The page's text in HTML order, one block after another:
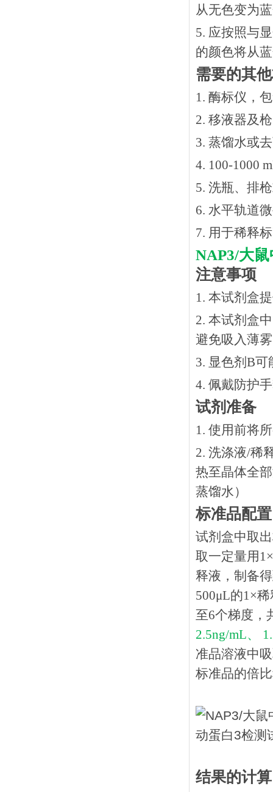
从无色变为
5. 应按照与
的颜色将从
需要的其
1. 酶标仪，
2. 移液器及
3. 蒸馏水或
4. 100-1000
5. 洗瓶、排
6. 水平轨道
7. 用于稀释
NAP3/大
注意事项
1. 本试剂盒
2. 本试剂盒
避免吸入薄
3. 显色剂B
4. 佩戴防护
试剂准备
1. 使用前将
2. 洗涤液/稀
热⾄晶体全
蒸馏水）
标准品配置
试剂盒中取
取一定量用
释液，制备
500μL的1×
至6个梯度，
2.5ng/mL、
准品溶液中
标准品的倍
结果的计算